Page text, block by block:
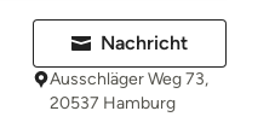
Nachricht
Ausschläger Weg 73,
20537 Hamburg